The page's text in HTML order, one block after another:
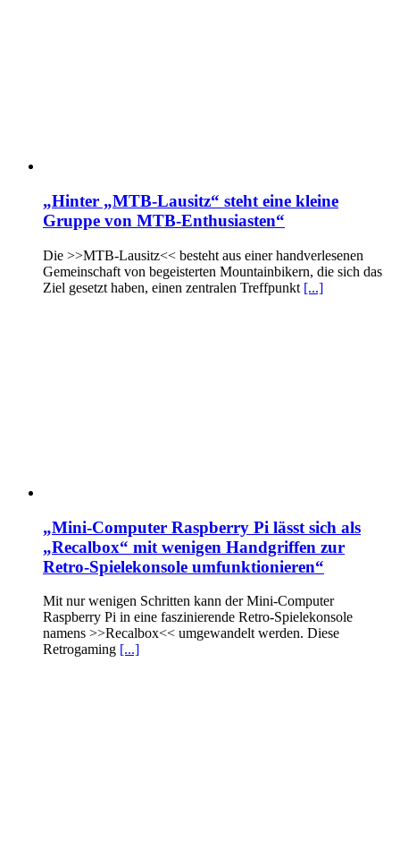
„Hinter „MTB-Lausitz“ steht eine kleine
Gruppe von MTB-Enthusiasten“
Die >>MTB-Lausitz<< besteht aus einer handverlesenen
Gemeinschaft von begeisterten Mountainbikern, die sich das
Ziel gesetzt haben, einen zentralen Treffpunkt [...]
„Mini-Computer Raspberry Pi lässt sich als
„Recalbox“ mit wenigen Handgriffen zur
Retro-Spielekonsole umfunktionieren“
Mit nur wenigen Schritten kann der Mini-Computer
Raspberry Pi in eine faszinierende Retro-Spielekonsole
namens >>Recalbox<< umgewandelt werden. Diese
Retrogaming [...]